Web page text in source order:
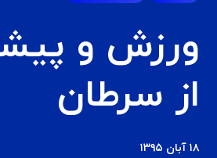
ورزش و
از سرطان
۱۸ آبان ۱۳۹۵